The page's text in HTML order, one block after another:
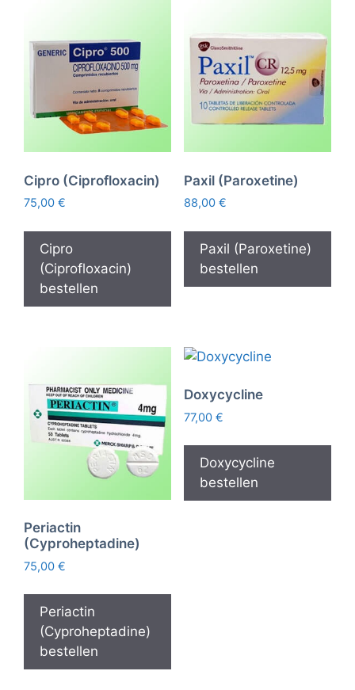
Cipro (Ciprofloxacin)
75,00 €
Cipro
(Ciprofloxacin)
bestellen
Paxil (Paroxetine)
88,00 €
Paxil (Paroxetine)
bestellen
Periactin
(Cyproheptadine)
75,00 €
Periactin
(Cyproheptadine)
bestellen
Doxycycline
77,00 €
Doxycycline
bestellen